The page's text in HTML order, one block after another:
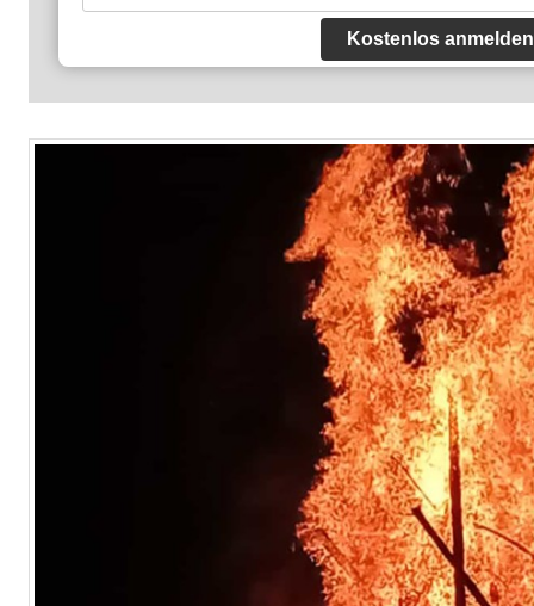
Kostenlos anmelden